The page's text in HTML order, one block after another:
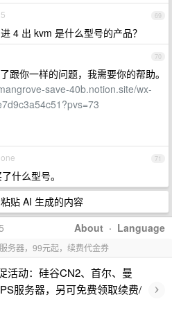
69
4 出 kvm 是什么型号的产品？
70
跟你一样的问题，我需要你的帮助。
save-40b.notion.site/wx-
71
什么型号。
贴 AI 生成的内容
About · Language
务器，99元起，续费代金券
活动：硅谷CN2、首尔、曼
服务器，另可免费领取续费/
›